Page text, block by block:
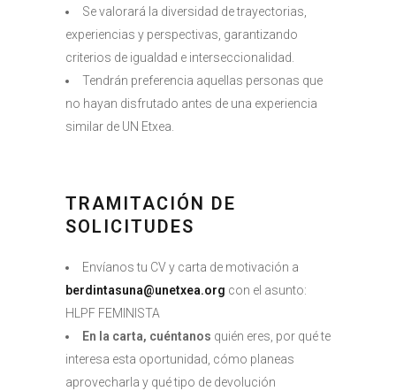
Se valorará la diversidad de trayectorias,
experiencias y perspectivas, garantizando
criterios de igualdad e interseccionalidad.
Tendrán preferencia aquellas personas que
no hayan disfrutado antes de una experiencia
similar de UN Etxea.
TRAMITACIÓN DE
SOLICITUDES
Envíanos tu CV y carta de motivación a
berdintasuna@unetxea.org con el asunto:
HLPF FEMINISTA
En la carta, cuéntanos quién eres, por qué te
interesa esta oportunidad, cómo planeas
aprovecharla y qué tipo de devolución